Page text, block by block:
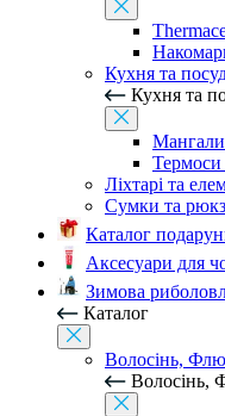
Кухня та
Кухня та
Термоси
Ліхтарі та
Сумки та
Каталог
Аксесуари для
Зимова
Каталог
Волосінь,
Волосінь,